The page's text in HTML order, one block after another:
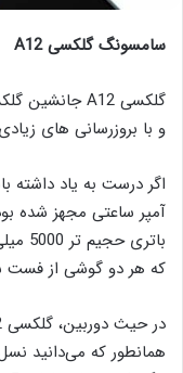
سامسونگ گلکسی A12
و با بروزرسانی های
آمپر ساعتی مجهز شده
که هر دو گوشی از فست شارژ 15 واتی پشتیبانی